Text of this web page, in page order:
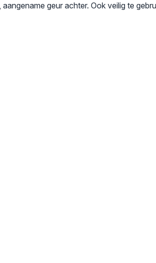
geur achter. Ook veilig te